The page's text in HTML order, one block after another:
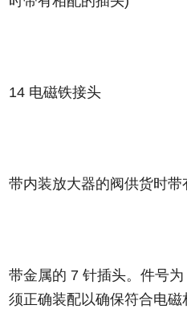
14 电磁铁接头
带内装放大器的阀供货时带
带金属的 7 针插头。件号
须正确装配以确保符合电